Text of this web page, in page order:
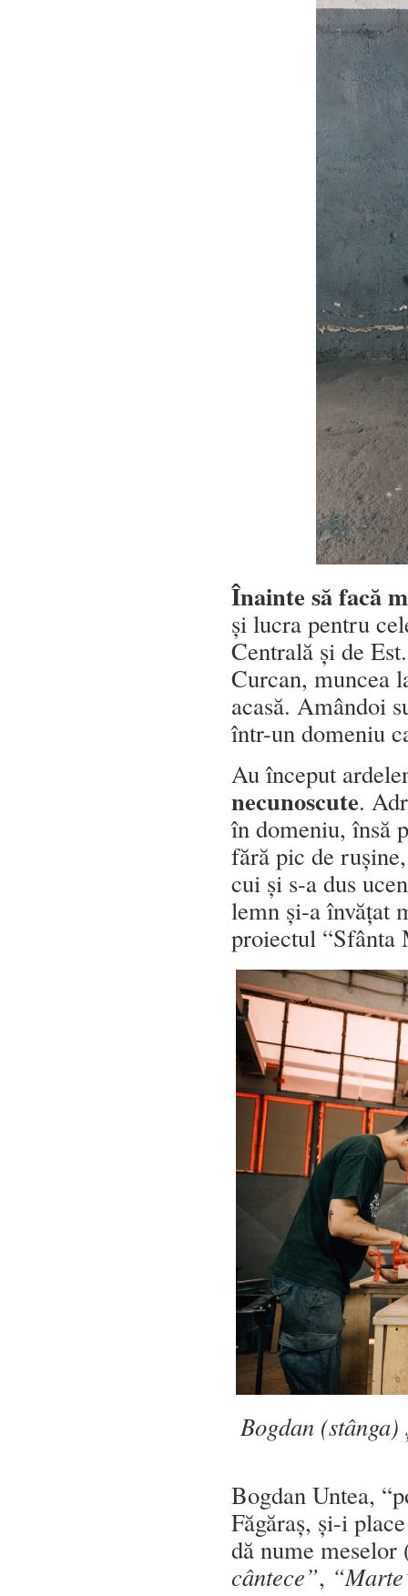
Înainte să facă
și lucra pentru
Centrală și de
Curcan, muncea
acasă. Amândoi
într-un domeniu
Au început
necunoscute.
în domeniu, însă
fără pic de
cui și s-a dus
lemn și-a învățat
proiectul “Sfânta
Bogdan
Bogdan Untea,
Făgăraș, și-i
dă nume meselor
cântece”,